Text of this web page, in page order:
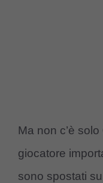
Ma non c’è solo
giocatore
sono spostati